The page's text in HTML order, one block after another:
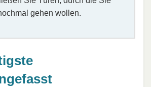
gehen wollen.